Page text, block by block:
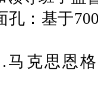
孔：基于
.马克思恩